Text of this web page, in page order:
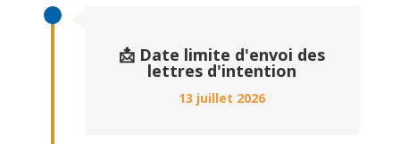
📩 Date limite d'envoi des
lettres d'intention
13 juillet 2026